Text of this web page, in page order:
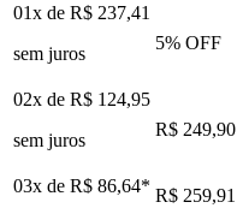
01x de R$ 237,41
sem juros
5% OFF
02x de R$ 124,95
sem juros
R$ 249,90
03x de R$ 86,64* R$ 259,91